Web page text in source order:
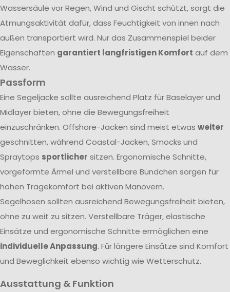
Wassersäule vor Regen, Wind und Gischt schützt, sorgt die
Atmungsaktivität dafür, dass Feuchtigkeit von innen nach
außen transportiert wird. Nur das Zusammenspiel beider
Eigenschaften garantiert langfristigen Komfort auf dem
Wasser.
Passform
Eine Segeljacke sollte ausreichend Platz für Baselayer und
Midlayer bieten, ohne die Bewegungsfreiheit
einzuschränken. Offshore-Jacken sind meist etwas weiter
geschnitten, während Coastal-Jacken, Smocks und
Spraytops sportlicher sitzen. Ergonomische Schnitte,
vorgeformte Ärmel und verstellbare Bündchen sorgen für
hohen Tragekomfort bei aktiven Manövern.
Segelhosen sollten ausreichend Bewegungsfreiheit bieten,
ohne zu weit zu sitzen. Verstellbare Träger, elastische
Einsätze und ergonomische Schnitte ermöglichen eine
individuelle Anpassung. Für längere Einsätze sind Komfort
und Beweglichkeit ebenso wichtig wie Wetterschutz.
Ausstattung & Funktion